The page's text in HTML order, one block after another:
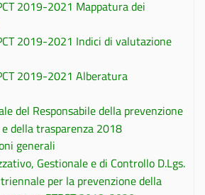
2019-2021 Mappatura dei
2019-2021 Indici di valutazione
2019-2021 Alberatura
del Responsabile della prevenzione
della trasparenza 2018
generali
Gestionale e di Controllo D.Lgs.
per la prevenzione della